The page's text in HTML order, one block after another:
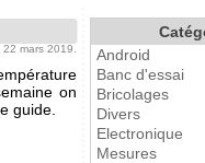
22 mars 2019.
on
guide.
Android
Banc d'essai
Bricolages
Divers
Electronique
Mesures